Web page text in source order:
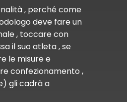
, perché come
deve fare un
, toccare con
il suo atleta , se
le misure e
confezionamento ,
gli cadrà a